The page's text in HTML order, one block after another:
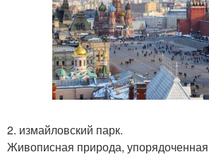
2. измайловский парк.
Живописная природа,